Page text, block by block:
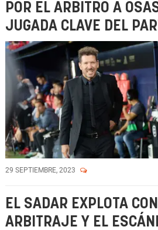
POR EL ÁRBITRO A
JUGADA CLAVE DEL
29 SEPTIEMBRE, 2023
EL SADAR EXPLOTA
ARBITRAJE Y EL